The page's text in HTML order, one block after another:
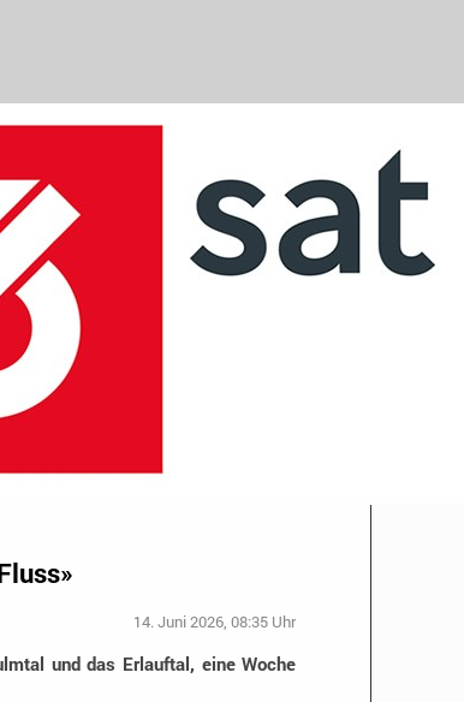
14. Juni 2026, 08:35 Uhr
und das Erlauftal, eine Woche